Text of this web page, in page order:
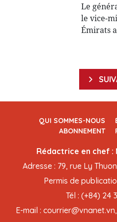
Le
le vice-
Émirats
QUI SOMMES-NOUS
ABONNEMENT
Rédactrice en chef :
Adresse : 79, rue Ly
Permis de
Tél : (+84) 24
E-mail :